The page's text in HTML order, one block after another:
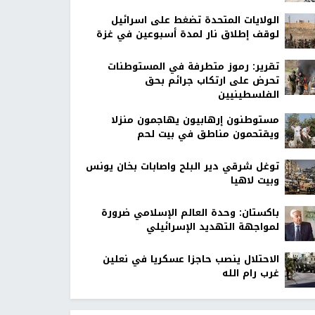
الولايات المتحدة تضغط على اسرائيل
لوقف إطلاق نار لمدة أسبوعين في غزة
تقرير: رموز متطرفة في المستوطنات
تحرض على ارتكاب جرائم بحق
الفلسطينيين
مستوطنون إرهابيون يهاجمون منزلا
ويقتحمون مناطق في بيت لحم
توغل شرقي دير البلح واصابات بخان يونس
وبيت لاهيا
باكستان: وحدة العالم الإسلامي ضرورة
لمواجهة التهديد الإسرائيلي
الاحتلال ينصب حاجزا عسكريا في نعلين
غرب رام الله